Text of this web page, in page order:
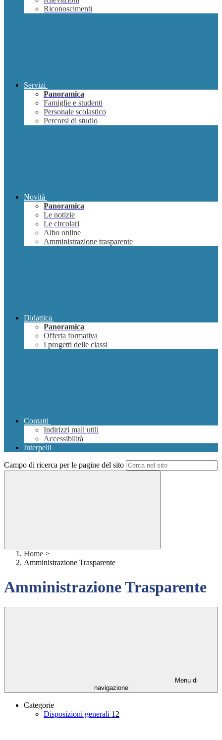
Riconoscimenti
Servizi
Panoramica
Famiglie e studenti
Personale scolastico
Percorsi di studio
Novità
Panoramica
Le notizie
Le circolari
Albo online
Amministrazione trasparente
Didattica
Panoramica
Offerta formativa
I progetti delle classi
Contatti
Indirizzi mail utili
Accessibilità
Interpelli
Campo di ricerca per le pagine del sito
Home >
Amministrazione Trasparente
Amministrazione Trasparente
Menu di
navigazione
Categorie
Disposizioni generali 12